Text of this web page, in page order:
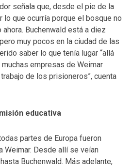
señala que, desde el pie de la
lo que ocurría porque el bosque no
Buchenwald está a diez
muy pocos en la ciudad de las
saber lo que tenía lugar “allá
muchas empresas de Weimar
de los prisioneros”, cuenta
educativa
partes de Europa fueron
Weimar. Desde allí se veían
Buchenwald. Más adelante,